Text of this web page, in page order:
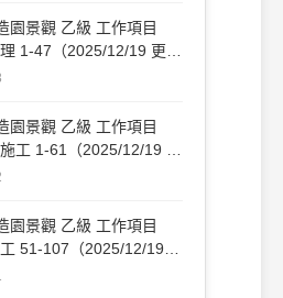
園景觀 乙級 工作項目
1-47（2025/12/19 更
園景觀 乙級 工作項目
工 1-61（2025/12/19 更
園景觀 乙級 工作項目
51-107（2025/12/19